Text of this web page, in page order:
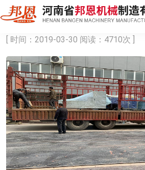
山东莱芜的全自动棉签生
[ 时间：2019-03-30 阅读：4710次 ]